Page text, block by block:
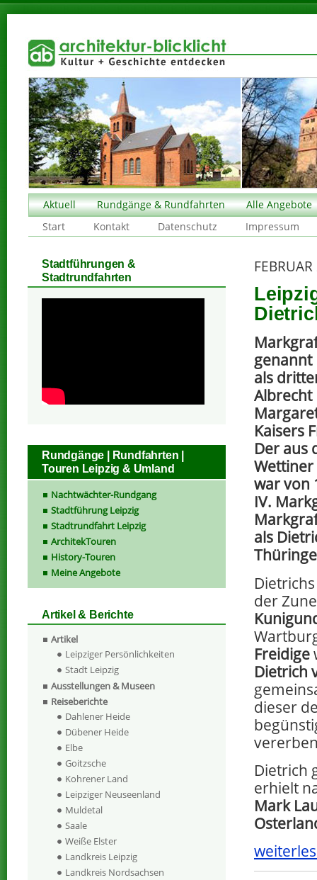
Aktuell Rundgänge & Rundfahrten
Alle Angebote
Start
Kontakt Datenschutz Impressum
genannt
als
Albrecht
Kaisers
Der aus
war von
IV.
als
der
Freidige
Dietrich
dieser
Dietrich
erhielt
Mark
Stadtführungen &
Stadtrundfahrten
Rundgänge | Rundfahrten |
Touren Leipzig & Umland
Nachtwächter-Rundgang
Stadtführung Leipzig
Stadtrundfahrt Leipzig
ArchitekTouren
History-Touren
Meine Angebote
Artikel & Berichte
Artikel
Leipziger Persönlichkeiten
Stadt Leipzig
Ausstellungen & Museen
Reiseberichte
Dahlener Heide
Dübener Heide
Elbe
Goitzsche
Kohrener Land
Leipziger Neuseenland
Muldetal
Saale
Weiße Elster
Landkreis Leipzig
Landkreis Nordsachsen